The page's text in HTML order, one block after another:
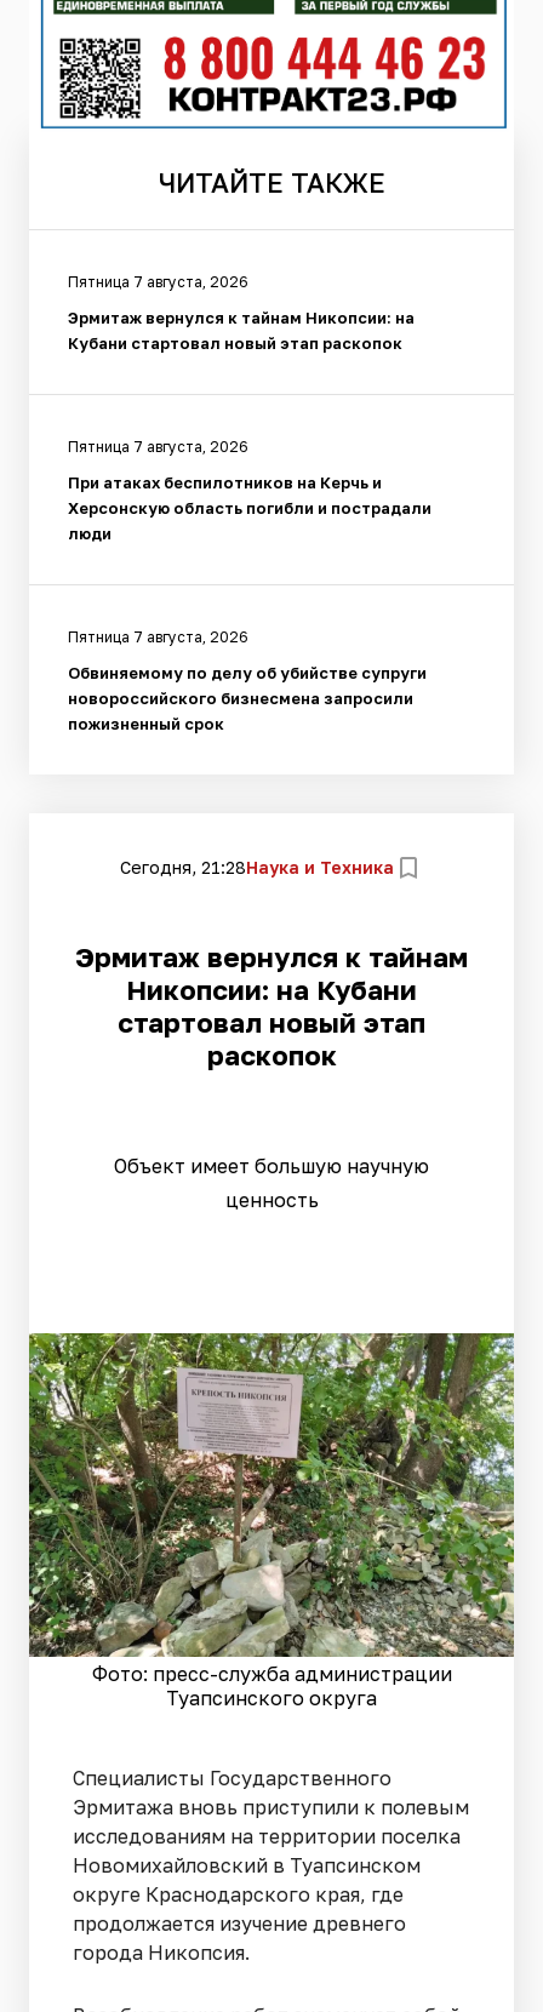
ЧИТАЙТЕ ТАКЖЕ
Пятница 7 августа, 2026
Эрмитаж вернулся к тайнам Никопсии: на
Кубани стартовал новый этап раскопок
Пятница 7 августа, 2026
При атаках беспилотников на Керчь и
Херсонскую область погибли и пострадали
люди
Пятница 7 августа, 2026
Обвиняемому по делу об убийстве супруги
новороссийского бизнесмена запросили
пожизненный срок
Сегодня, 21:28Наука и Техника
Эрмитаж вернулся к тайнам
Никопсии: на Кубани
стартовал новый этап
раскопок
Объект имеет большую научную
ценность
Фото: пресс-служба администрации
Туапсинского округа
Специалисты Государственного
Эрмитажа вновь приступили к полевым
исследованиям на территории поселка
Новомихайловский в Туапсинском
округе Краснодарского края, где
продолжается изучение древнего
города Никопсия.